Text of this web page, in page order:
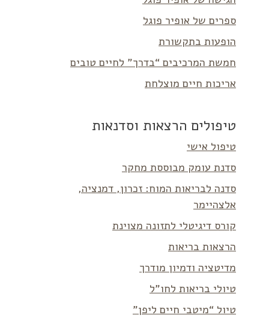
ספרים של אופיר פוגל
הופעות בתקשורת
חמשת המרכיבים “בדרך” לחיים טובים
אריכות חיים מוצלחת
טיפולים הרצאות וסדנאות
טיפול אישי
סדנת עומק מבוססת מחקר
סדנה לבריאות המוח: זכרון, דמנציה,
אלצהיימר
קורס דיגיטלי לתזונה מצוינת
הרצאות בריאות
מדיטציה ודמיון מודרך
טיולי בריאות לחו”ל
טיול “מיטבי חיים ליפן”